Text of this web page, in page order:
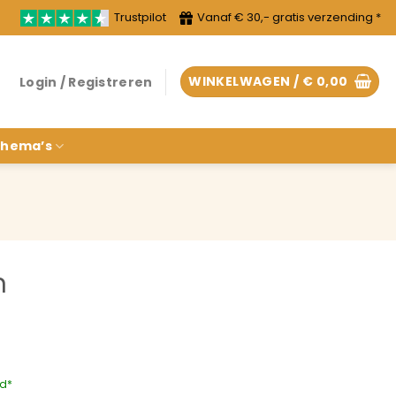
Trustpilot Vanaf € 30,- gratis verzending *
Login / Registreren WINKELWAGEN / € 0,00